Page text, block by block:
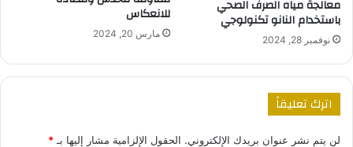
معالجة مياه الصرف الصحي
باستخدام النانو تكنولوجي
نوفمبر 28, 2024
للانعكاس
مارس 20, 2024
اترك تعليقاً
لن يتم نشر عنوان بريدك الإلكتروني. الحقول الإلزامية مشار إليها بـ *